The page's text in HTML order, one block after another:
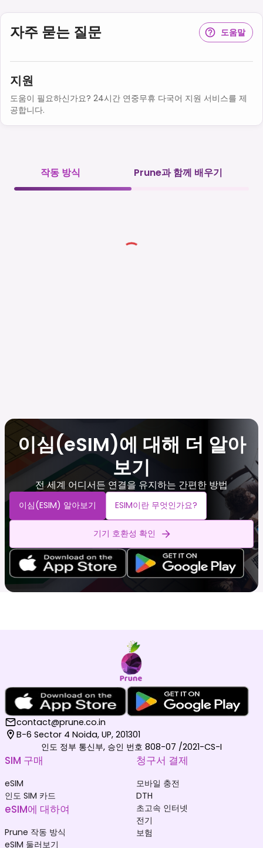
자주 묻는 질문 도움말
지원
도움이 필요하신가요? 24시간 연중무휴 다국어 지원 서비스를 제
공합니다.
작동 방식 Prune과 함께 배우기
이심(eSIM)에 대해 더 알아
보기
전 세계 어디서든 연결을 유지하는 간편한 방법
이심(eSIM) 알아보기 ESIM이란 무엇인가요?
기기 호환성 확인
contact@prune.co.in
B-6 Sector 4 Noida, UP, 201301
인도 정부 통신부, 승인 번호 808-07 /2021-CS-I
SIM 구매
eSIM
인도 SIM 카드
eSIM에 대하여
Prune 작동 방식
eSIM 둘러보기
청구서 결제
모바일 충전
DTH
초고속 인터넷
전기
보험